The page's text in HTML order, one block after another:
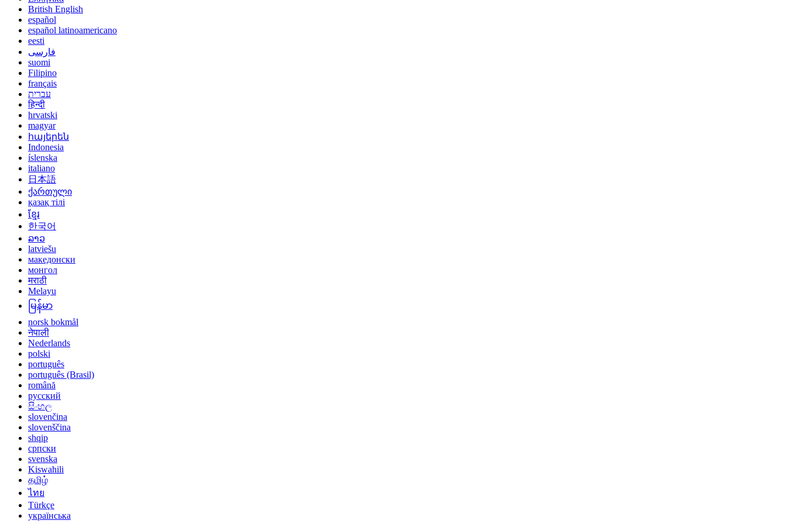
British English
español
español latinoamericano
eesti
فارسی
suomi
Filipino
français
עברית
हिन्दी
hrvatski
magyar
հայերեն
Indonesia
íslenska
italiano
日本語
ქართული
қазақ тілі
ខ្មែរ
한국어
ລາວ
latviešu
македонски
монгол
मराठी
Melayu
မြန်မာ
norsk bokmål
नेपाली
Nederlands
polski
português
português (Brasil)
română
русский
සිංහල
slovenčina
slovenščina
shqip
српски
svenska
Kiswahili
தமிழ்
ไทย
Türkçe
українська